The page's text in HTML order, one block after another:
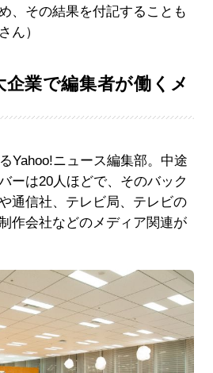
、その結果を付記することも
ん）
業で編集者が働くメ
Yahoo!ニュース編集部。中途
ーは20人ほどで、そのバック
通信社、テレビ局、テレビの
作会社などのメディア関連が